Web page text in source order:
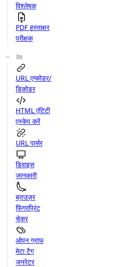
विश्लेषक
PDF हस्ताक्षर
परीक्षक
वेब
URL एन्कोडर/
डिकोडर
HTML एंटिटी
एस्केप करें
URL पार्सर
डिवाइस
जानकारी
ब्राउज़र
फिंगरप्रिंट
चेकर
ओपन ग्राफ
मेटा टैग
जनरेटर